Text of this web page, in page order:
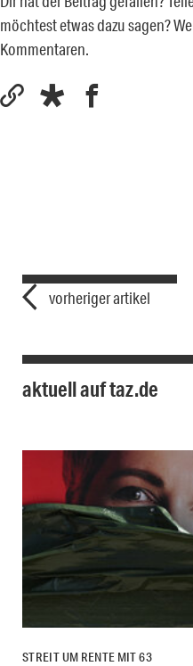
möchtest etwas dazu sagen?
Kommentaren.
vorheriger artikel
aktuell auf taz.de
STREIT UM RENTE MIT 63